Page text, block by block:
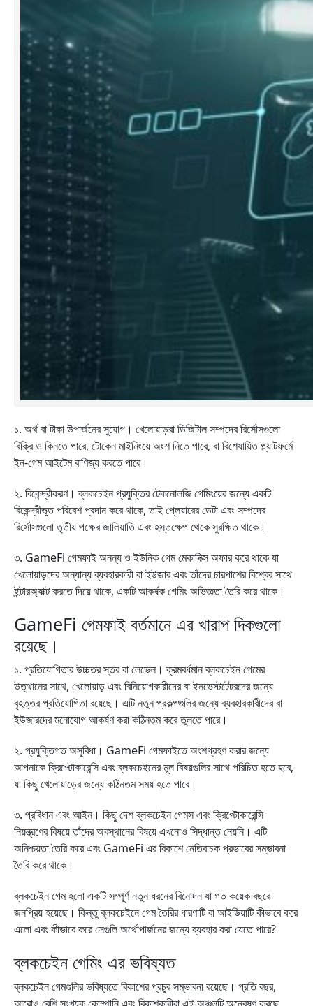
১. অর্থ বা টাকা উপার্জনের সুযোগ। খেলোয়াড়রা ডিজিটাল সম্পদের রির্সোসগুলো
বিক্রি ও কিনতে পারে, টোকেন মাইনিংয়ে অংশ নিতে পারে, বা বিশেষায়িত প্ল্যাটফর্মে
ইন-গেম আইটেম বাণিজ্য করতে পারে।
২. বিকেন্দ্রীকরণ। ব্লকচেইন প্রযুক্তির টেকনোলজি গেমিংয়ের জন্যে একটি
বিকেন্দ্রীভূত পরিবেশ প্রদান করে থাকে, তাই প্লেয়ারের ডেটা এবং সম্পদের
রির্সোসগুলো তৃতীয় পক্ষের জালিয়াতি এবং হস্তক্ষেপ থেকে সুরক্ষিত থাকে।
৩. GameFi গেমফাই অনন্য ও ইউনিক গেম মেকানিক্স অফার করে থাকে যা
খেলোয়াড়দের অন্যান্য ব্যবহারকারী বা ইউজার এবং তাঁদের চারপাশের বিশ্বের সাথে
ইন্টারঅ্যাক্ট করতে দিয়ে থাকে, একটি আকর্ষক গেমিং অভিজ্ঞতা তৈরি করে থাকে।
GameFi গেমফাই বর্তমানে এর খারাপ দিকগুলো
রয়েছে।
১. প্রতিযোগিতার উচ্চতর স্তর বা লেভেল। ক্রমবর্ধমান ব্লকচেইন গেমের
উত্থানের সাথে, খেলোয়াড় এবং বিনিয়োগকারীদের বা ইনভেস্টটেটরদের জন্যে
বৃহত্তর প্রতিযোগিতা রয়েছে। এটি নতুন প্রকল্পগুলির জন্যে ব্যবহারকারীদের বা
ইউজারদের মনোযোগ আকর্ষণ করা কঠিনতম করে তুলতে পারে।
২. প্রযুক্তিগত অসুবিধা। GameFi গেমফাইতে অংশগ্রহণ করার জন্যে
আপনাকে ক্রিপ্টোকারেন্সি এবং ব্লকচেইনের মূল বিষয়গুলির সাথে পরিচিত হতে হবে,
যা কিছু খেলোয়াড়ের জন্যে কঠিনতম সময় হতে পারে।
৩. প্রবিধান এবং আইন। কিছু দেশ ব্লকচেইন গেমস এবং ক্রিপ্টোকারেন্সি
নিয়ন্ত্রণের বিষয়ে তাঁদের অবস্থানের বিষয়ে এখনোও সিদ্ধান্ত নেয়নি। এটি
অনিশ্চয়তা তৈরি করে এবং GameFi এর বিকাশে নেতিবাচক প্রভাবের সম্ভাবনা
তৈরি করে থাকে।
ব্লকচেইন গেম হলো একটি সম্পূর্ণ নতুন ধরনের বিনোদন যা গত কয়েক বছরে
জনপ্রিয় হয়েছে। কিন্তু ব্লকচেইনে গেম তৈরির ধারণাটি বা আইডিয়াটি কীভাবে করে
এলো এবং কীভাবে করে সেগুলি অর্থোপার্জনের জন্যে ব্যবহার করা যেতে পারে?
ব্লকচেইন গেমিং এর ভবিষ্যত
ব্লকচেইন গেমগুলির ভবিষ্যতে বিকাশের প্রচুর সম্ভাবনা রয়েছে। প্রতি বছর,